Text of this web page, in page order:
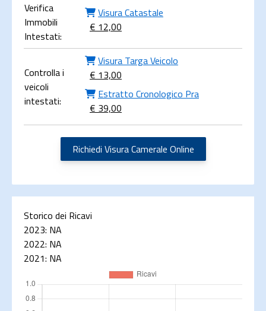
Verifica
Immobili
Intestati:
Visura Catastale
€ 12,00
Controlla i
veicoli
intestati:
Visura Targa Veicolo
€ 13,00
Estratto Cronologico Pra
€ 39,00
Richiedi Visura Camerale Online
Storico dei Ricavi
2023: NA
2022: NA
2021: NA